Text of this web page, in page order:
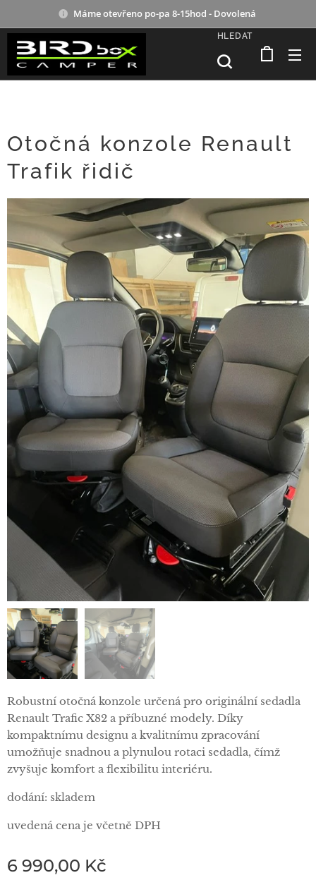
Máme otevřeno po-pa 8-15hod - Dovolená
HLEDAT
Otočná konzole Renault
Trafik řidič
Robustní otočná konzole určená pro originální sedadla
Renault Trafic X82 a příbuzné modely. Díky
kompaktnímu designu a kvalitnímu zpracování
umožňuje snadnou a plynulou rotaci sedadla, čímž
zvyšuje komfort a flexibilitu interiéru.
dodání: skladem
uvedená cena je včetně DPH
6 990,00 Kč